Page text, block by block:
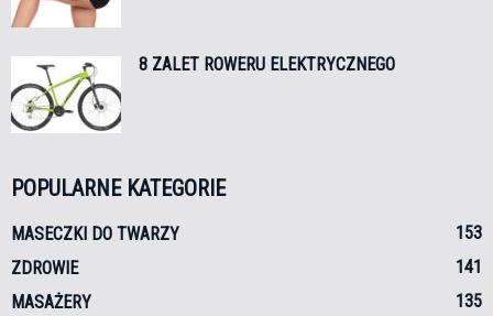
8 ZALET ROWERU ELEKTRYCZNEGO
POPULARNE KATEGORIE
MASECZKI DO TWARZY
153
ZDROWIE
141
MASAŻERY
135